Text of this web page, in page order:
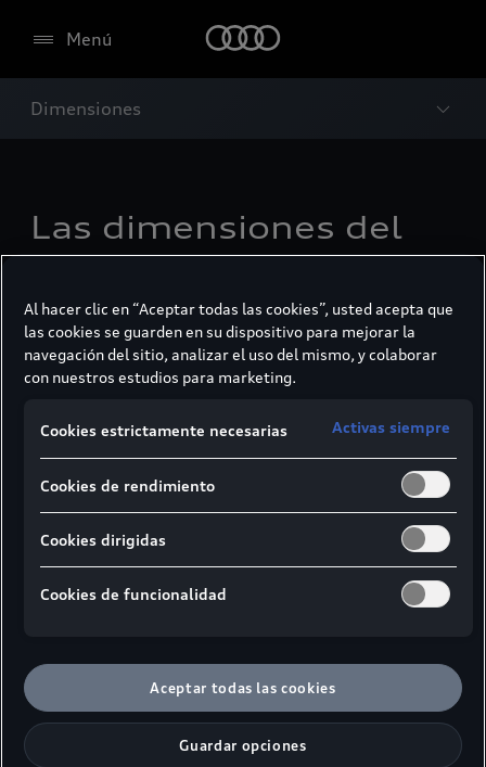
Menú
Dimensiones
Las dimensiones del
¹ Ancho a la altura de los hombros
² Ancho a la altura de los codos
Al hacer clic en “Aceptar todas las cookies”, usted acepta que
las cookies se guarden en su dispositivo para mejorar la
navegación del sitio, analizar el uso del mismo, y colaborar
con nuestros estudios para marketing.
Cookies estrictamente necesarias Activas siempre
Cookies de rendimiento
Cookies dirigidas
Cookies de funcionalidad
Aceptar todas las cookies
Guardar opciones